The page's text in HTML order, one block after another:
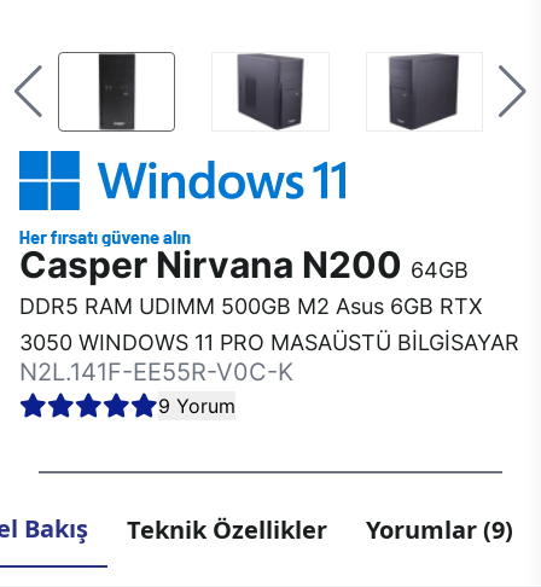
Casper Nirvana N200 64GB
DDR5 RAM UDIMM 500GB M2 Asus 6GB RTX
3050 WINDOWS 11 PRO MASAÜSTÜ BİLGİSAYAR
N2L.141F-EE55R-V0C-K
9 Yorum
Bakış Teknik Özellikler Yorumlar (9)